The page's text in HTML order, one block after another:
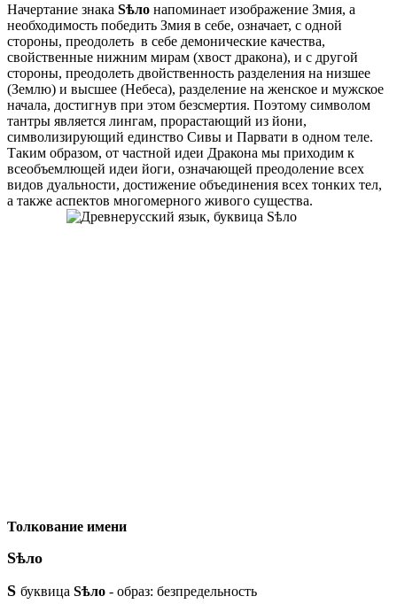
Начертание знака Ѕѣло напоминает изображение Змия, а
необходимость победить Змия в себе, означает, с одной
стороны, преодолеть в себе демонические качества,
свойственные нижним мирам (хвост дракона), и с другой
стороны, преодолеть двойственность разделения на низшее
(Землю) и высшее (Небеса), разделение на женское и мужское
начала, достигнув при этом безсмертия. Поэтому символом
тантры является лингам, прорастающий из йони,
символизирующий единство Сивы и Парвати в одном теле.
Таким образом, от частной идеи Дракона мы приходим к
всеобъемлющей идеи йоги, означающей преодоление всех
видов дуальности, достижение объединения всех тонких тел,
а также аспектов многомерного живого существа.
Толкование имени
Ѕѣло
Ѕ буквица Ѕѣло - образ: безпредельность